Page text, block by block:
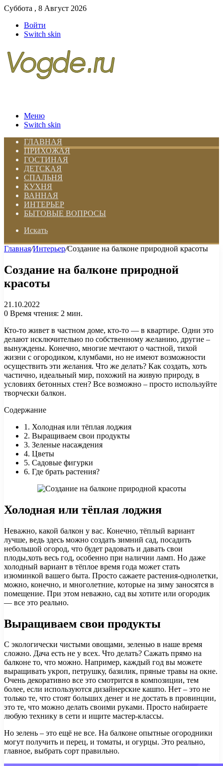
Суббота , 8 Август 2026
Войти
Switch skin
Меню
Switch skin
ГЛАВНАЯ
ПРИХОЖАЯ
ГОСТИНАЯ
ДЕТСКАЯ
СПАЛЬНЯ
КУХНЯ
ВАННАЯ
ИНТЕРЬЕР
БЫТОВЫЕ ВОПРОСЫ
Искать
Главная/Интерьер/Создание на балконе природной красоты
Создание на балконе природной
красоты
21.10.2022
0 Время чтения: 2 мин.
Кто-то живет в частном доме, кто-то — в квартире. Одни это
делают исключительно по собственному желанию, другие –
вынуждены. Конечно, многие мечтают о частной, тихой
жизни с огородиком, клумбами, но не имеют возможности
осуществить эти желания. Что же делать? Как создать, хоть
частично, идеальный мир, похожий на живую природу, в
условиях бетонных стен? Все возможно – просто используйте
творчески балкон.
Содержание
1. Холодная или тёплая лоджия
2. Выращиваем свои продукты
3. Зеленые насаждения
4. Цветы
5. Садовые фигурки
6. Где брать растения?
Холодная или тёплая лоджия
Неважно, какой балкон у вас. Конечно, тёплый вариант
лучше, ведь здесь можно создать зимний сад, посадить
небольшой огород, что будет радовать и давать свои
плоды,хоть весь год, особенно при наличии ламп. Но даже
холодный вариант в тёплое время года может стать
изюминкой вашего быта. Просто сажаете растения-однолетки,
можно, конечно, и многолетние, которые на зиму заносятся в
помещение. При этом неважно, сад вы хотите или огородик
— все это реально.
Выращиваем свои продукты
С экологически чистыми овощами, зеленью в наше время
сложно. Дача есть не у всех. Что делать? Сажать прямо на
балконе то, что можно. Например, каждый год вы можете
выращивать укроп, петрушку, базилик, пряные травы на окне.
Очень декоративно все это смотрится в композиции, тем
более, если используются дизайнерские кашпо. Нет – это не
только те, что стоят больших денег и не достать в провинции,
это те, что можно делать своими руками. Просто набираете
любую технику в сети и ищите мастер-классы.
Но зелень – это ещё не все. На балконе опытные огородники
могут получить и перец, и томаты, и огурцы. Это реально,
главное, выбрать сорт правильно.